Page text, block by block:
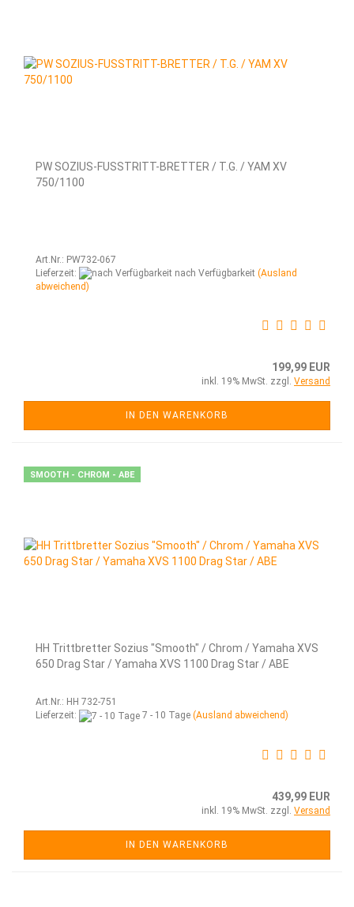
PW SOZIUS-FUSSTRITT-BRETTER / T.G. / YAM XV
750/1100
Art.Nr.: PW732-067
Lieferzeit:
nach Verfügbarkeit (Ausland
abweichend)
199,99 EUR
inkl. 19% MwSt. zzgl. Versand
IN DEN WARENKORB
SMOOTH - CHROM - ABE
HH Trittbretter Sozius "Smooth" / Chrom / Yamaha XVS
650 Drag Star / Yamaha XVS 1100 Drag Star / ABE
Art.Nr.: HH 732-751
Lieferzeit:
7 - 10 Tage (Ausland abweichend)
439,99 EUR
inkl. 19% MwSt. zzgl. Versand
IN DEN WARENKORB